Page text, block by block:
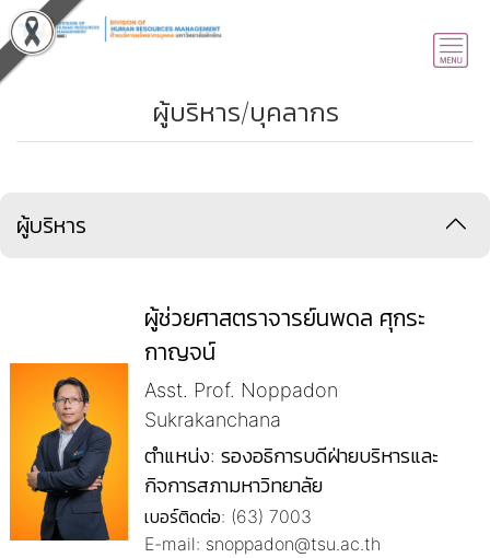
ผู้บริหาร/บุคลากร
ผู้บริหาร
ผู้ช่วยศาสตราจารย์นพดล ศุกระ
กาญจน์
Asst. Prof. Noppadon
Sukrakanchana
ตำแหน่ง: รองอธิการบดีฝ่ายบริหารและ
กิจการสภามหาวิทยาลัย
เบอร์ติดต่อ: (63) 7003
E-mail: snoppadon@tsu.ac.th